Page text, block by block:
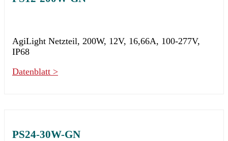
AgiLight Netzteil, 200W, 12V, 16,66A, 100-277V,
IP68
Datenblatt >
PS24-30W-GN